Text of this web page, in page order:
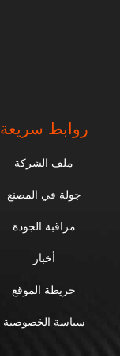
روابط سريعة
ملف الشركة
جولة في المصنع
مراقبة الجودة
أخبار
خريطة الموقع
سياسة الخصوصية